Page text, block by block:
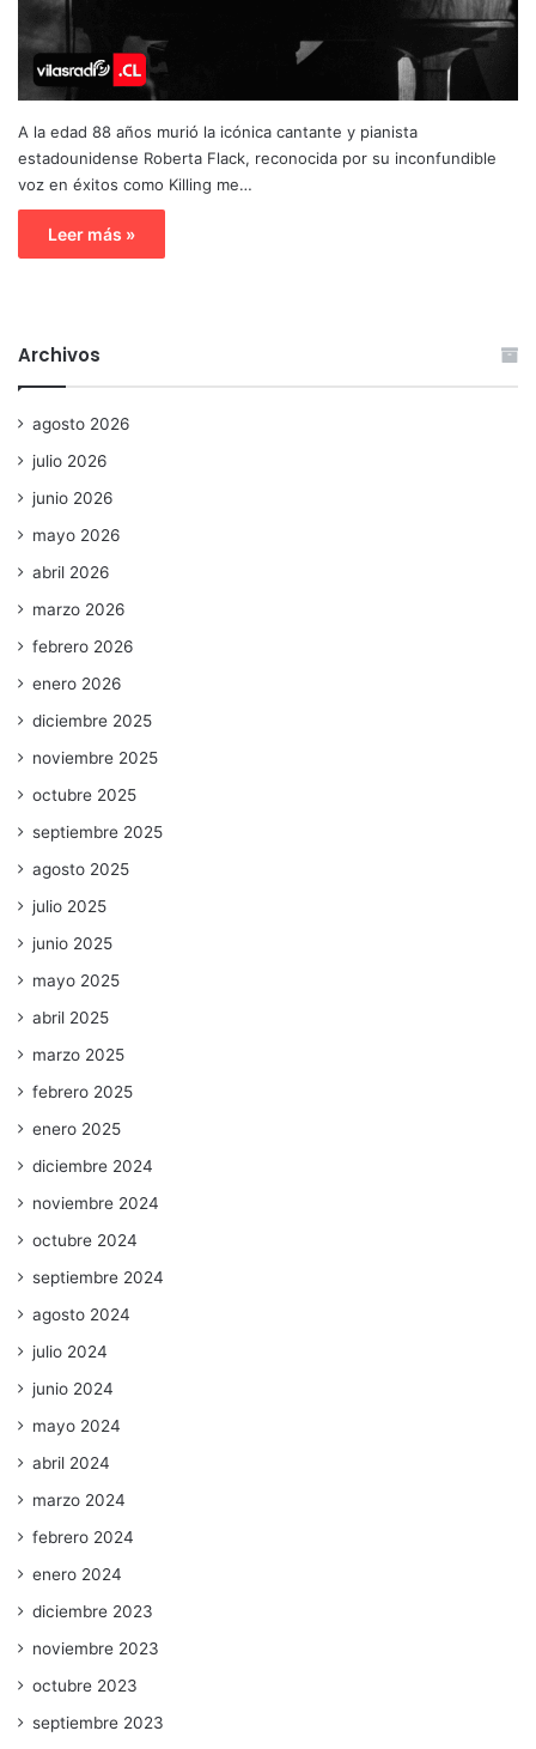
A la edad 88 años murió la icónica cantante y pianista
estadounidense Roberta Flack, reconocida por su inconfundible
voz en éxitos como Killing me…
Leer más »
Archivos
agosto 2026
julio 2026
junio 2026
mayo 2026
abril 2026
marzo 2026
febrero 2026
enero 2026
diciembre 2025
noviembre 2025
octubre 2025
septiembre 2025
agosto 2025
julio 2025
junio 2025
mayo 2025
abril 2025
marzo 2025
febrero 2025
enero 2025
diciembre 2024
noviembre 2024
octubre 2024
septiembre 2024
agosto 2024
julio 2024
junio 2024
mayo 2024
abril 2024
marzo 2024
febrero 2024
enero 2024
diciembre 2023
noviembre 2023
octubre 2023
septiembre 2023